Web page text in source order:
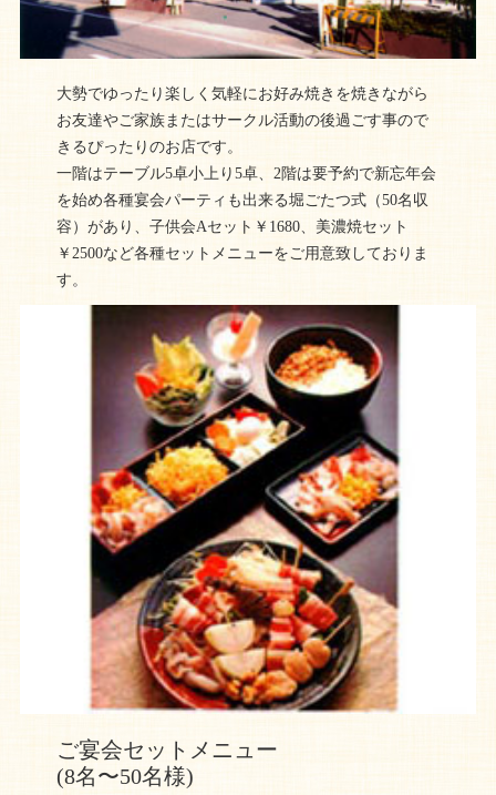
大勢でゆったり楽しく気軽にお好み焼きを焼きながら
お友達やご家族またはサークル活動の後過ごす事ので
きるぴったりのお店です。
一階はテーブル5卓小上り5卓、2階は要予約で新忘年会
を始め各種宴会パーティも出来る堀ごたつ式（50名収
容）があり、子供会Aセット￥1680、美濃焼セット
￥2500など各種セットメニューをご用意致しておりま
す。
ご宴会セットメニュー
(8名〜50名様)